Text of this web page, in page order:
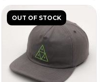
OUT OF STOCK